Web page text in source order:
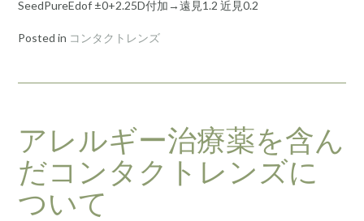
SeedPureEdof ±0+2.25D付加→遠見1.2 近見0.2
Posted in コンタクトレンズ
アレルギー治療薬を含ん
だコンタクトレンズに
ついて